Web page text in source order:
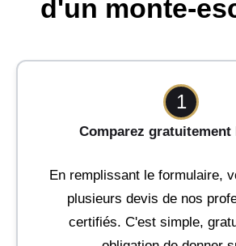
d'un monte-
1
Comparez gratuitement
En remplissant le formulaire,
plusieurs devis de nos
certifiés. C'est simple,